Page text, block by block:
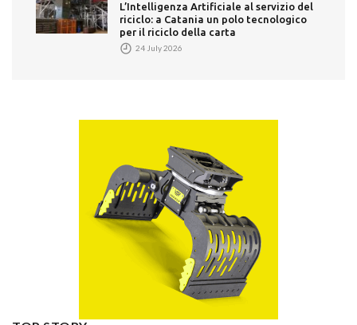
L’Intelligenza Artificiale al servizio del
riciclo: a Catania un polo tecnologico
per il riciclo della carta
24 July 2026